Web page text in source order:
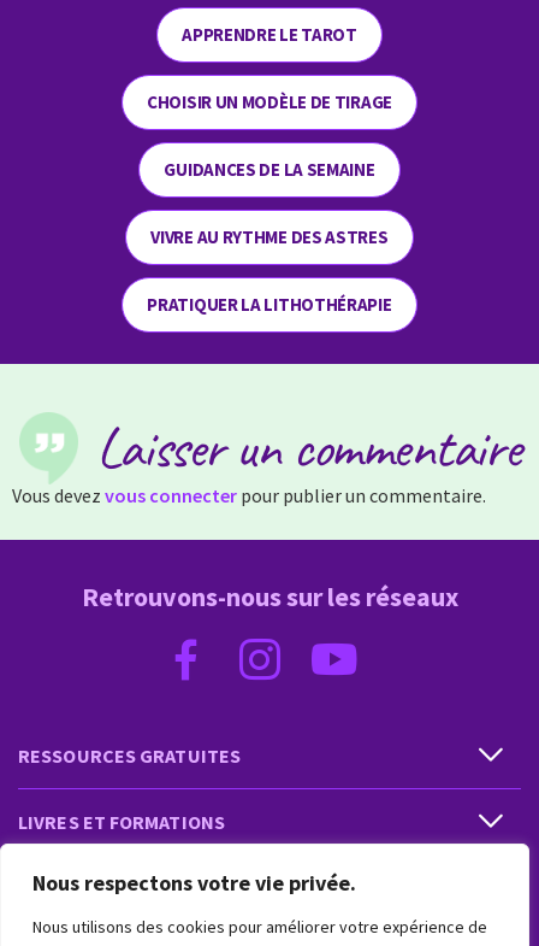
Nous respectons votre vie privée.
Nous utilisons des cookies pour améliorer votre expérience de
APPRENDRE LE TAROT
CHOISIR UN MODÈLE DE TIRAGE
GUIDANCES DE LA SEMAINE
VIVRE AU RYTHME DES ASTRES
PRATIQUER LA LITHOTHÉRAPIE
Laisser un commentaire
Vous devez vous connecter pour publier un commentaire.
RESSOURCES GRATUITES
LIVRES ET FORMATIONS
PRESTATIONS ET PRODUITS
Retrouvons-nous sur les réseaux